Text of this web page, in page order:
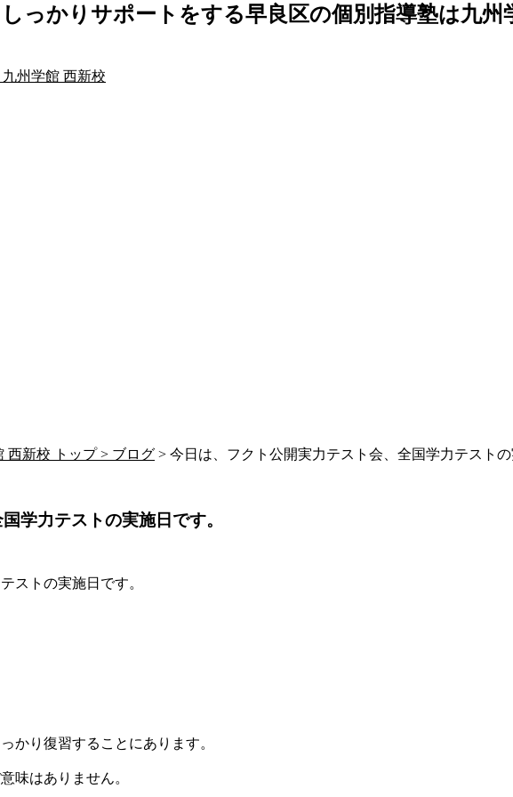
っかりサポートをする早良区の個別指導塾は九州
西新校 トップ > ブログ > 今日は、フクト公開実力テスト会、全国学力テストの
学力テストの実施日です。
ストの実施日です。
かり復習することにあります。
味はありません。